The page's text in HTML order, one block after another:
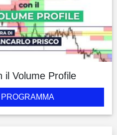
il Volume Profile